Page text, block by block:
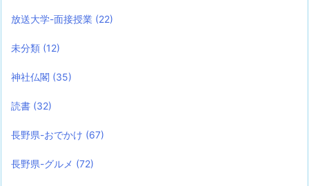
放送大学-面接授業 (22)
未分類 (12)
神社仏閣 (35)
読書 (32)
長野県-おでかけ (67)
長野県-グルメ (72)